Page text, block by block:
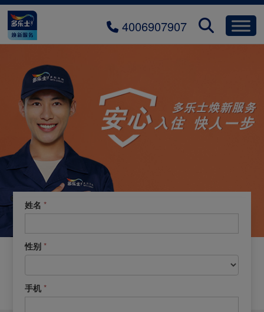
4006907907
预约焕新
1.0.
预
约
焕
新
姓名*
性别*
手机*